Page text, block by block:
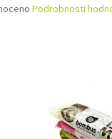
Podrobnosti